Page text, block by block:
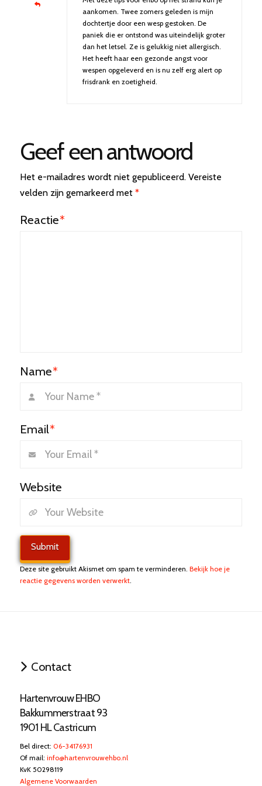
aankomen. Twee zomers geleden is mijn
dochtertje door een wesp gestoken. De
paniek die er ontstond was uiteindelijk groter
dan het letsel. Ze is gelukkig niet allergisch.
Het heeft haar een gezonde angst voor
wespen opgeleverd en is nu zelf erg alert op
frisdrank en zoetigheid.
Geef een antwoord
Het e-mailadres wordt niet gepubliceerd. Vereiste
velden zijn gemarkeerd met *
Reactie*
Name*
Email*
Website
Deze site gebruikt Akismet om spam te verminderen. Bekijk hoe je
reactie gegevens worden verwerkt.
Contact
Hartenvrouw EHBO
Bakkummerstraat 93
1901 HL Castricum
Bel direct: 06-34176931
Of mail: info@hartenvrouwehbo.nl
KvK 50298119
Algemene Voorwaarden